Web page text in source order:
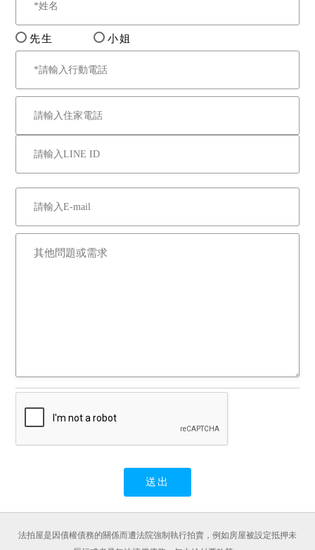
先生 小姐
法拍屋是因債權債務的關係而遭法院強制執行拍賣，例如房屋被設定抵押未